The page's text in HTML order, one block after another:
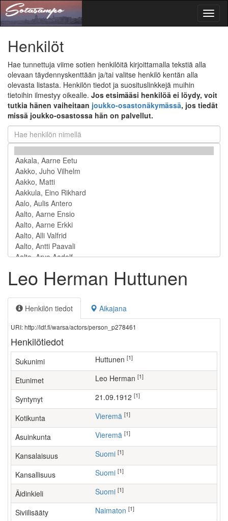
Henkilöt
Hae tunnettuja viime sotien henkilöitä kirjoittamalla tekstiä alla
olevaan täydennyskenttään ja/tai valitse henkilö kentän alla
olevasta listasta. Henkilön tiedot ja suosituslinkkejä muihin
tietoihin ilmestyy oikealle. Jos etsimääsi henkilöä ei löydy, voit
tutkia hänen vaiheitaan joukko-osastonäkymässä, jos tiedät
missä joukko-osastossa hän on palvellut.
Leo Herman Huttunen
Henkilön tiedot Aikajana
URI: http://ldf.fi/warsa/actors/person_p278461
Henkilötiedot
Sukunimi Huttunen [1]
Etunimet Leo Herman [1]
Syntynyt 21.09.1912 [1]
Kotikunta Vieremä [1]
Asuinkunta Vieremä [1]
Kansalaisuus Suomi [1]
Kansallisuus Suomi [1]
Äidinkieli Suomi [1]
Siviilisääty Naimaton [1]